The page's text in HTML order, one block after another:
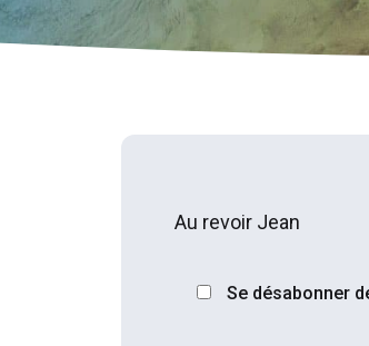
Au revoir Jean
Se désabonner